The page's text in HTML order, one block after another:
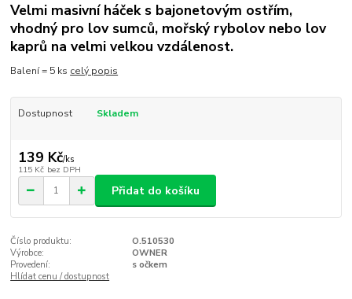
Velmi masivní háček s bajonetovým ostřím,
vhodný pro lov sumců, mořský rybolov nebo lov
kaprů na velmi velkou vzdálenost.
Balení = 5 ks celý popis
Dostupnost Skladem
139 Kč/ks
115 Kč bez DPH
Přidat do košíku
Číslo produktu:
O.510530
Výrobce:
OWNER
Provedení:
s očkem
Hlídat cenu / dostupnost